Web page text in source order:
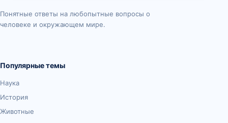
Понятные ответы на любопытные вопросы о
человеке и окружающем мире.
Популярные темы
Наука
История
Животные